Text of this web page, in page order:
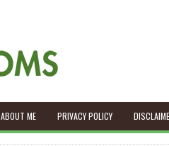
ABOUT ME PRIVACY POLICY